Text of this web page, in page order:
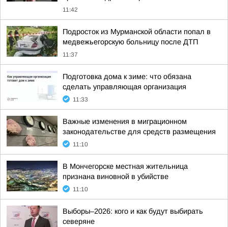
11:42
Подросток из Мурманской области попал в
медвежьегорскую больницу после ДТП
11:37
Подготовка дома к зиме: что обязана
сделать управляющая организация
11:33
Важные изменения в миграционном
законодательстве для средств размещения
11:10
В Мончегорске местная жительница
признана виновной в убийстве
11:10
Выборы–2026: кого и как будут выбирать
северяне